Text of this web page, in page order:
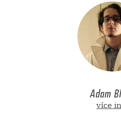
Adam
více